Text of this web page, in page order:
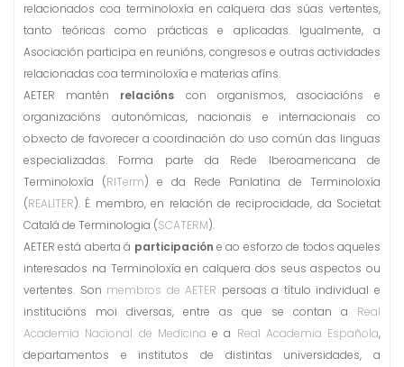
relacionados coa terminoloxía en calquera das súas vertentes,
tanto teóricas como prácticas e aplicadas. Igualmente, a
Asociación participa en reunións, congresos e outras actividades
relacionadas coa terminoloxía e materias afíns.
AETER mantén relacións con organismos, asociacións e
organizacións autonómicas, nacionais e internacionais co
obxecto de favorecer a coordinación do uso común das linguas
especializadas. Forma parte da Rede Iberoamericana de
Terminoloxía (RITerm) e da Rede Panlatina de Terminoloxía
(REALITER). É membro, en relación de reciprocidade, da Societat
Catalá de Terminologia (SCATERM).
AETER está aberta á participación e ao esforzo de todos aqueles
interesados na Terminoloxía en calquera dos seus aspectos ou
vertentes. Son membros de AETER persoas a título individual e
institucións moi diversas, entre as que se contan a Real
Academia Nacional de Medicina e a Real Academia Española,
departamentos e institutos de distintas universidades, a